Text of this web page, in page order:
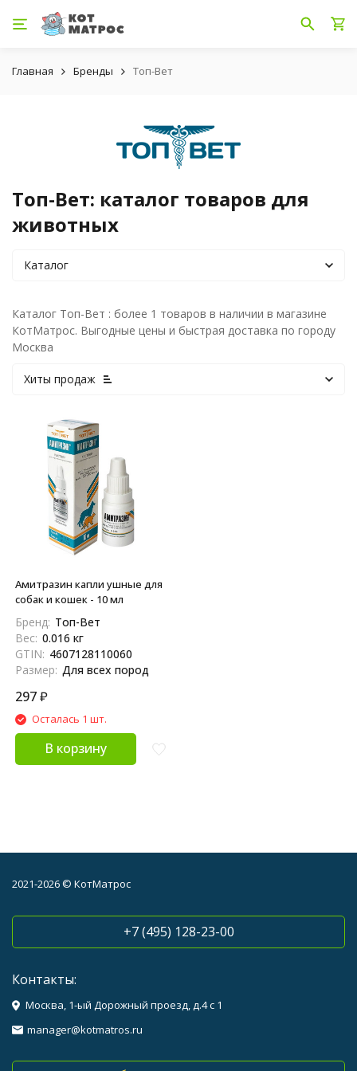
Главная Бренды Топ-Вет
Топ-Вет: каталог товаров для
животных
Каталог
Каталог Топ-Вет : более 1 товаров в наличии в магазине
КотМатрос. Выгодные цены и быстрая доставка по городу
Москва
Хиты продаж
Амитразин капли ушные для
собак и кошек - 10 мл
Бренд: Топ-Вет
Вес: 0.016 кг
GTIN: 4607128110060
Размер: Для всех пород
297₽
Осталась 1 шт.
В корзину
2021-2026 © КотМатрос
+7 (495) 128-23-00
Контакты:
Москва, 1-ый Дорожный проезд, д.4 с 1
manager@kotmatros.ru